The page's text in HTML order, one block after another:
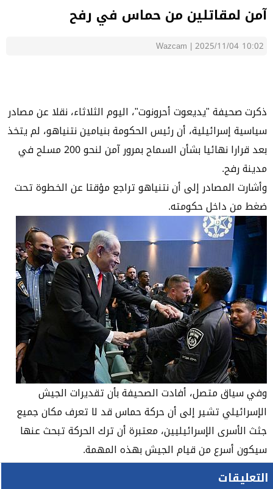
آمن لمقاتلين من حماس في رفح
Wazcam | 2025/11/04 10:02
ذكرت صحيفة "يديعوت أحرونوت"، اليوم الثلاثاء، نقلا عن مصادر
سياسية إسرائيلية، أن رئيس الحكومة بنيامين نتنياهو، لم يتخذ
بعد قرارا نهائيا بشأن السماح بمرور آمن لنحو 200 مسلح في
مدينة رفح.
وأشارت المصادر إلى أن نتنياهو تراجع مؤقتا عن الخطوة تحت
ضغط من داخل حكومته.
وفي سياق متصل، أفادت الصحيفة بأن تقديرات الجيش
الإسرائيلي تشير إلى أن حركة حماس قد لا تعرف مكان جميع
جثث الأسرى الإسرائيليين، معتبرة أن ترك الحركة تبحث عنها
سيكون أسرع من قيام الجيش بهذه المهمة.
التعليقات